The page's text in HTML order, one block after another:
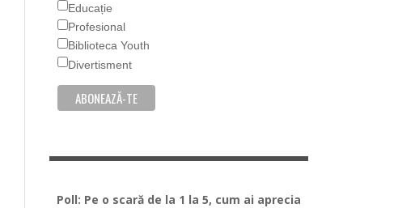
Educație
Profesional
Biblioteca Youth
Divertisment
Poll: Pe o scară de la 1 la 5, cum ai aprecia